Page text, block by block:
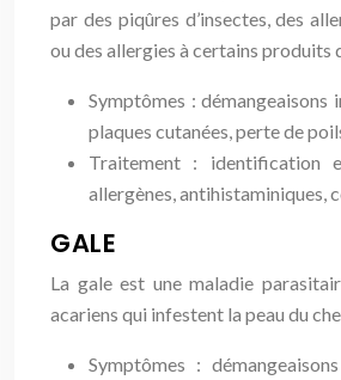
par des piqûres d’insectes, des
ou des allergies à certains produits
Symptômes : démangeaisons
plaques cutanées, perte de
Traitement : identification
allergènes, antihistaminiques,
GALE
La gale est une maladie
acariens qui infestent la peau du
Symptômes :